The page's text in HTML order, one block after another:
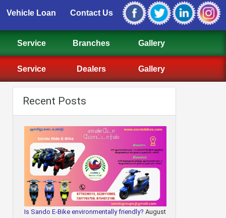
Vehicle Loan Contact Us
Service Branches Gallery
Service Dealers Gallery
Recent Posts
Is Sando E-Bike environmentally friendly? August